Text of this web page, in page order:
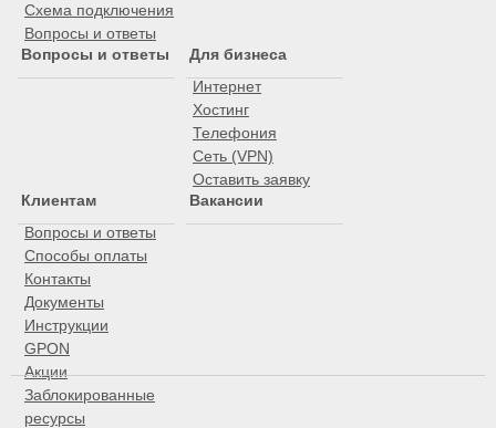
Схема подключения
Вопросы и ответы
Вопросы и ответы
Для бизнеса
Интернет
Хостинг
Телефония
Сеть (VPN)
Оставить заявку
Клиентам
Вопросы и ответы
Способы оплаты
Контакты
Документы
Инструкции
GPON
Акции
Заблокированные
ресурсы
Вакансии